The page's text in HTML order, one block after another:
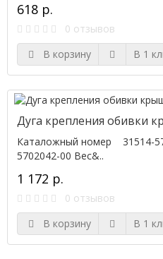
618 р.
0 отзывов
В корзину
В 1
Дуга крепления обивки
Каталожный номер 31514-
5702042-00 Вес&..
1 172 р.
0 отзывов
В корзину
В 1